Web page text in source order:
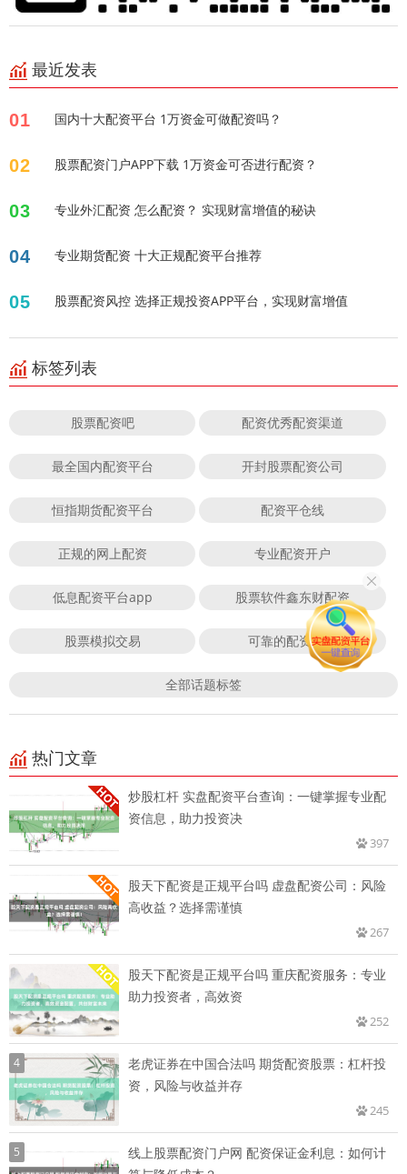
最近发表
01 国内十大配资平台 1万资金可做配资吗？
02 股票配资门户APP下载 1万资金可否进行配资？
03 专业外汇配资 怎么配资？ 实现财富增值的秘诀
04 专业期货配资 十大正规配资平台推荐
05 股票配资风控 选择正规投资APP平台，实现财富增值
标签列表
股票配资吧 配资优秀配资渠道
最全国内配资平台 开封股票配资公司
恒指期货配资平台 配资平仓线
正规的网上配资 专业配资开户
低息配资平台app 股票软件鑫东财配资
股票模拟交易 可靠的配资公司
全部话题标签
热门文章
炒股杠杆 实盘配资平台查询：一键掌握专业配
资信息，助力投资决
397
股天下配资是正规平台吗 虚盘配资公司：风险
高收益？选择需谨慎
267
股天下配资是正规平台吗 重庆配资服务：专业
助力投资者，高效资
252
4
老虎证券在中国合法吗 期货配资股票：杠杆投
资，风险与收益并存
245
5
线上股票配资门户网 配资保证金利息：如何计